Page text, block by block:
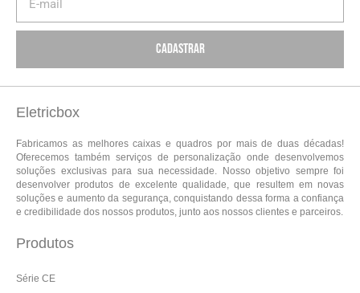
Cadastrar
Eletricbox
Fabricamos as melhores caixas e quadros por mais de duas décadas!
Oferecemos também serviços de personalização onde desenvolvemos
soluções exclusivas para sua necessidade. Nosso objetivo sempre foi
desenvolver produtos de excelente qualidade, que resultem em novas
soluções e aumento da segurança, conquistando dessa forma a confiança
e credibilidade dos nossos produtos, junto aos nossos clientes e parceiros.
Produtos
Série CE